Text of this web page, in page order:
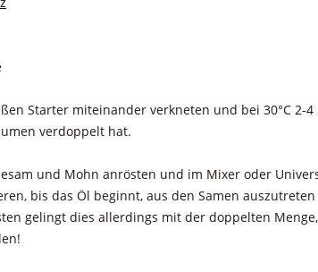
Starter miteinander verkneten und bei 30°C 2-4
verdoppelt hat.
und Mohn anrösten und im Mixer oder
bis das Öl beginnt, aus den Samen
gelingt dies allerdings mit der doppelten